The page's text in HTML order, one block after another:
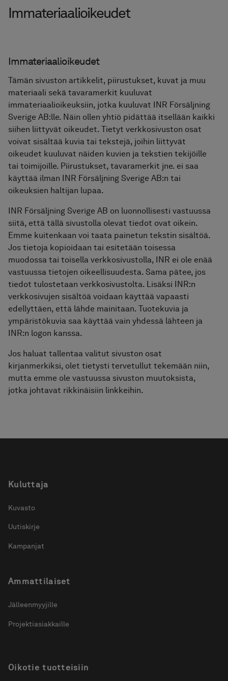
Immateriaalioikeudet
Immateriaalioikeudet
Tämän sivuston artikkelit, piirustukset, kuvat ja muu
materiaali sekä tavaramerkit kuuluvat
immateriaalioikeuksiin, jotka kuuluvat INR Försäljning
Sverige AB:lle. Näin ollen yhtiö pidättää itsellään kaikki
siihen liittyvät oikeudet. Tietyt verkkosivuston osat
voivat sisältää kuvia tai tekstejä, joihin liittyvät
oikeudet kuuluvat näiden kuvien ja tekstien tekijöille
tai toimijoille. Piirustukset, tavaramerkit jne. ei saa
käyttää ilman INR Försäljning Sverige AB:n tai
oikeuksien haltijan lupaa.
INR Försäljning Sverige AB on luonnollisesti vastuussa
siitä, että tällä sivustolla olevat tiedot ovat oikein.
Emme kuitenkaan voi taata painetun tekstin sisältöä.
Jos tietoja kopioidaan tai esitetään toisessa
muodossa tai toisella verkkosivustolla, INR ei ole enää
vastuussa tietojen oikeellisuudesta. Sama pätee, jos
tiedot tulostetaan verkkosivustolta. Lisäksi INR:n
verkkosivujen sisältöä voidaan käyttää vapaasti
edellyttäen, että lähde mainitaan. Tuotekuvia ja
ympäristökuvia saa käyttää vain yhdessä lähteen ja
INR:n logon kanssa.
Jos haluat tallentaa valitut sivuston osat
kirjanmerkiksi, olet tietysti tervetullut tekemään niin,
mutta emme ole vastuussa sivuston muutoksista,
jotka johtavat rikkinäisiin linkkeihin.
Kuluttaja
Kuvasto
Uutiskirje
Kampanjat
Ammattilaiset
Jälleenmyyjille
Projektiasiakkaille
Oikotie tuotteisiin